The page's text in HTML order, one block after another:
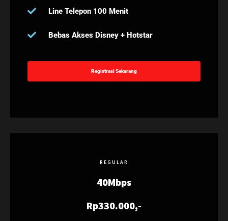
Line Telepon 100 Menit
Bebas Akses Disney + Hotstar
Registrasi Sekarang
REGULAR
40Mbps
Rp330.000,-